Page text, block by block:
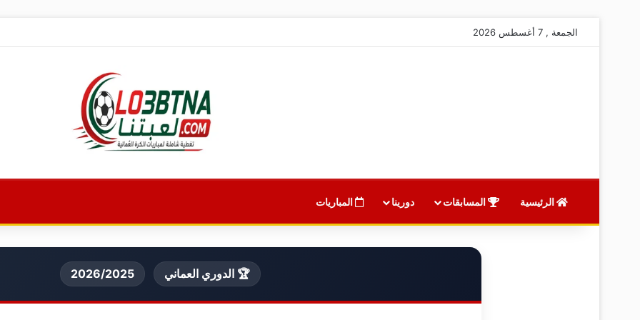
الجمعة , 7 أغسطس 2026
الرئيسية المسابقات دورينا المباريات
🏆 الدوري العماني 2026/2025